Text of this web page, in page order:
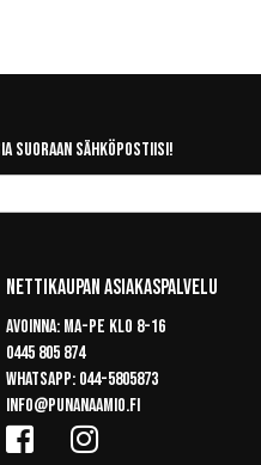
suoraan sähköpostiisi!
Nettikaupan Asiakaspalvelu
Avoinna: Ma-pe klo 8-16
0445 805 874
Whatsapp: 044-5805873
info@punanaamio.fi